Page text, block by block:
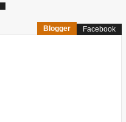
Blogger Facebook